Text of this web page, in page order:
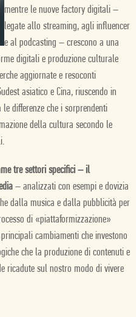
mentre le nuove factory digitali –
legate allo streaming, agli influencer
e al podcasting – crescono a una
digitali e produzione culturale
aggiornate e resoconti
asiatico e Cina, riuscendo in
differenze che i sorprendenti
della cultura secondo le
tre settori specifici – il
– analizzati con esempi e dovizia
dalla musica e dalla pubblicità per
di «piattaformizzazione»
cambiamenti che investono
che la produzione di contenuti e
ricadute sul nostro modo di vivere